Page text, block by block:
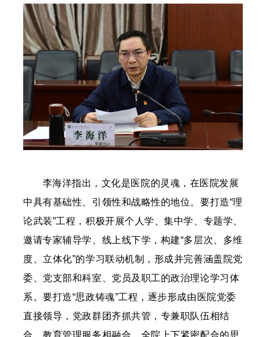
李海洋指出，文化是医院的灵魂，在医院发展
中具有基础性、引领性和战略性的地位。要打造“理
论武装”工程，积极开展个人学、集中学、专题学、
邀请专家辅导学、线上线下学，构建“多层次、多维
度、立体化”的学习联动机制，形成并完善涵盖院党
委、党支部和科室、党员及职工的政治理论学习体
系。要打造“思政铸魂”工程，逐步形成由医院党委
直接领导，党政群团齐抓共管，专兼职队伍相结
合，教育管理服务相融合，全院上下紧密配合的思